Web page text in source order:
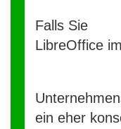
Falls Sie
LibreOffice im
ein eher